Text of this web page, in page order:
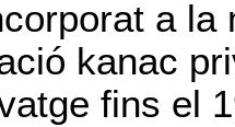
a
kanac
fins el